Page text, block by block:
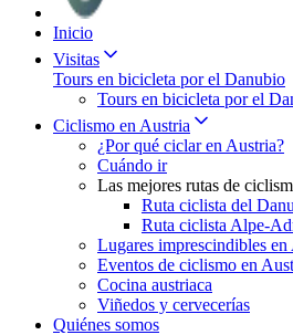
Inicio
Visitas
Tours en bicicleta por el Danubio
Tours en bicicleta por el
Ciclismo en Austria
¿Por qué ciclar en Austria?
Cuándo ir
Las mejores rutas de
Ruta ciclista del
Ruta ciclista Alpe-
Lugares imprescindibles en
Eventos de ciclismo en
Cocina austriaca
Viñedos y cervecerías
Quiénes somos